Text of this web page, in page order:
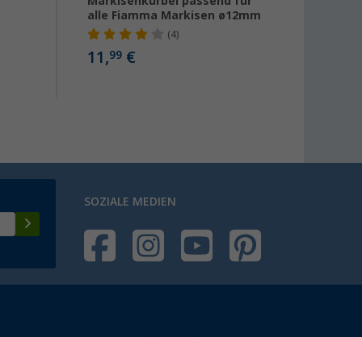
alle Fiamma Markisen ø12mm
(4)
11,99€
SOZIALE MEDIEN